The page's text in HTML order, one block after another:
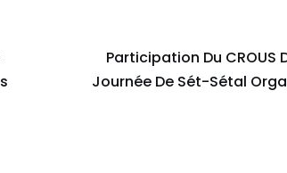
Participation Du CROUS
Journée De Sét-Sétal